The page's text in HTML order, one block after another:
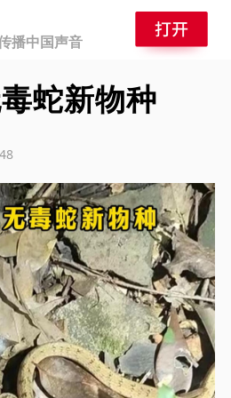
播中国声音
蛇新物种